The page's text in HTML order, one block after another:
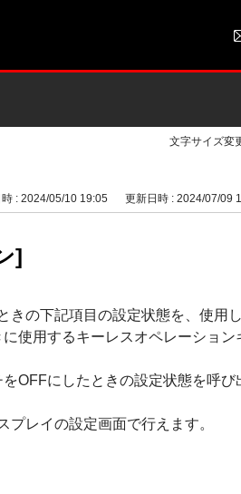
文字サイズ変
: 2024/05/10 19:05 更新日時 : 2024/07/09
]
きの下記項目の設定状態を、使用
使用するキーレスオペレーション
OFFにしたときの設定状態を呼び
レイの設定画面で行えます。